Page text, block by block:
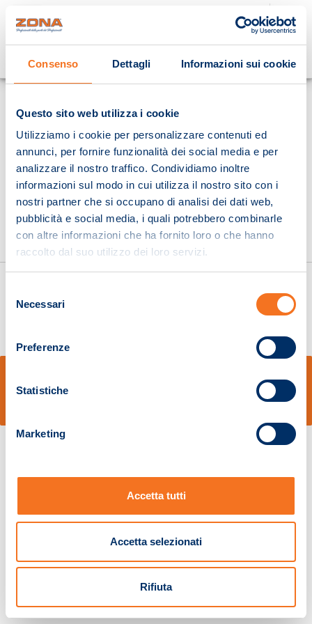
Consenso Dettagli Informazioni sui cookie
Questo sito web utilizza i cookie
Utilizziamo i cookie per personalizzare contenuti ed
annunci, per fornire funzionalità dei social media e per
analizzare il nostro traffico. Condividiamo inoltre
informazioni sul modo in cui utilizza il nostro sito con i
nostri partner che si occupano di analisi dei dati web,
pubblicità e social media, i quali potrebbero combinarle
con altre informazioni che ha fornito loro o che hanno
raccolto dal suo utilizzo dei loro servizi.
delNecessari
Preferenze
Statistiche
Marketing
Accetta tutti
Accetta selezionati
Rifiuta
Cosa stai cercando?
Pistoia 01680210505 – R.E.A. n.155974 - Cap.Soc. € 2.000.000,00 i.v. La
Società adotta il Codice Etico D.lgs. 231/01